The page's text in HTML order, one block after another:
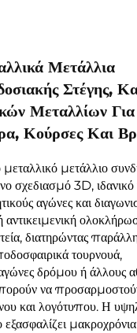
Μετάλλια
Στέγης,
Μεταλλίων Για
Κούρσες Και
μετάλλιο
σχεδιασμό 3D, ιδανικό
αγώνες και
αντικειμενική
διατηρώντας
τουρνουά,
δρόμου ή άλλους
να
και λογότυπου. Η